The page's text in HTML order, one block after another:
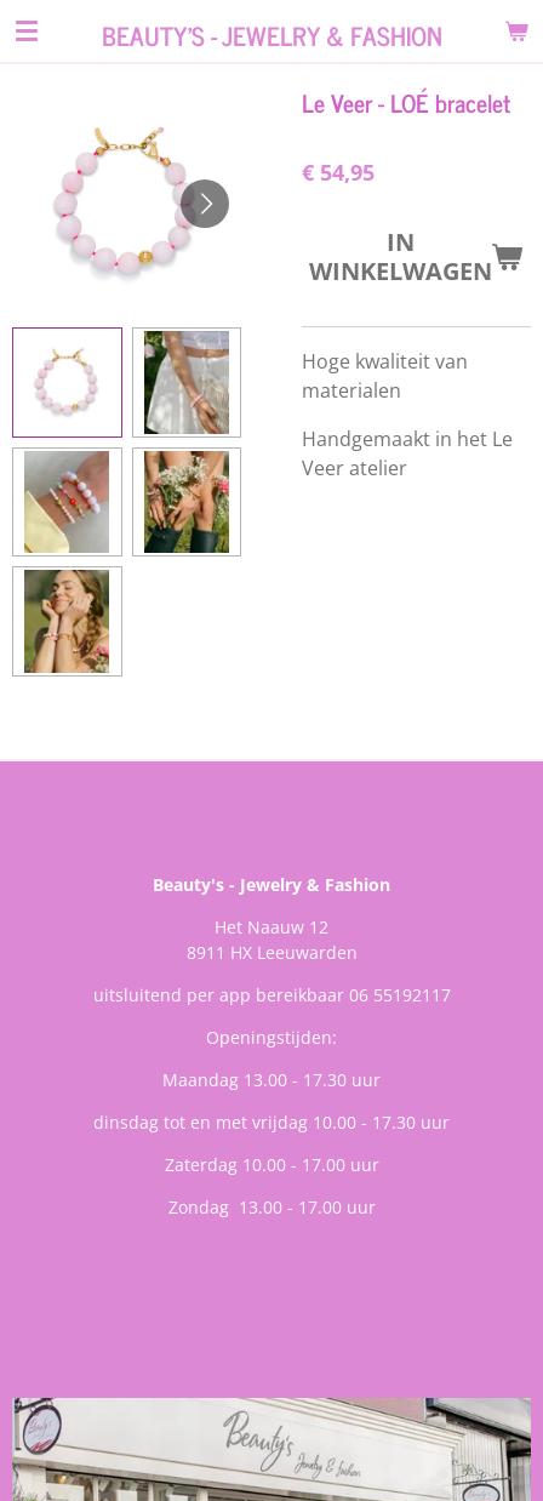
Ga
hoofdinhoud
BEAUTY'S - JEWELRY & FASHION
Le Veer - LOÉ bracelet
€ 54,95
IN
WINKELWAGEN
Hoge kwaliteit van
materialen
Handgemaakt in het Le
Veer atelier
Beauty's - Jewelry & Fashion
Het Naauw 12
8911 HX Leeuwarden
uitsluitend per app bereikbaar 06 55192117
Openingstijden:
Maandag 13.00 - 17.30 uur
dinsdag tot en met vrijdag 10.00 - 17.30 uur
Zaterdag 10.00 - 17.00 uur
Zondag 13.00 - 17.00 uur